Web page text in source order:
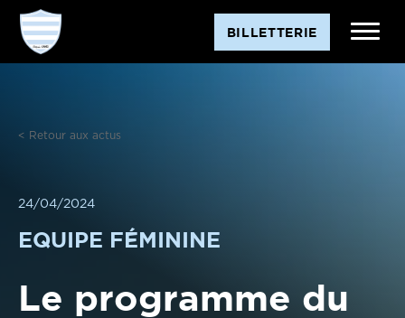
Aller
contenu
BILLETTERIE
< Retour aux actus
24/04/2024
EQUIPE FÉMININE
Le programme du